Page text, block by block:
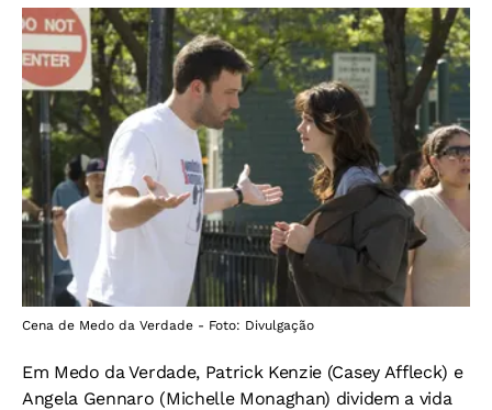
Cena de Medo da Verdade - Foto: Divulgação
Em Medo da Verdade, Patrick Kenzie (Casey Affleck) e
Angela Gennaro (Michelle Monaghan) dividem a vida